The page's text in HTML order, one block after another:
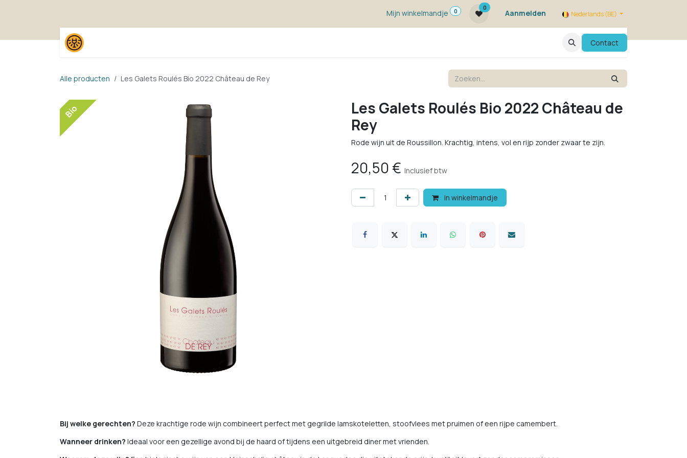
Mijn winkelmandje
0
0
Aanmelden Nederlands (BE)
EvenementenContact
Alle producten Les Galets Roulés Bio 2022 Château de Rey
Bio
Les Galets Roulés Bio 2022 Château de
Rey
Rode wijn uit de Roussillon. Krachtig, intens, vol en rijp zonder zwaar te zijn.
20,50 € Inclusief btw
In winkelmandje
Bij welke gerechten? Deze krachtige rode wijn combineert perfect met gegrilde lamskoteletten, stoofvlees met pruimen of een rijpe camembert.
Wanneer drinken? Ideaal voor een gezellige avond bij de haard of tijdens een uitgebreid diner met vrienden.